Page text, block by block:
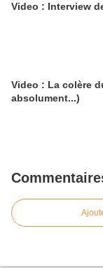
Video : Interview
Video : La colère
absolument...)